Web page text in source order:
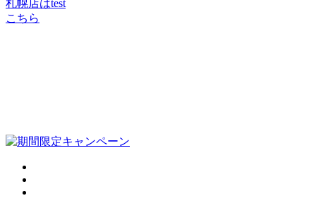
札幌店はtest
こちら